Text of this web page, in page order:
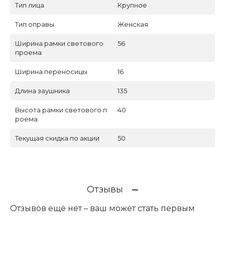
Тип лица Крупное
Тип оправы Женская
Ширина рамки светового
проема
56
Ширина переносицы 16
Длина заушника 135
Высота рамки светового п
роема
40
Текущая скидка по акции 50
Отзывы
Отзывов ещё нет – ваш может стать первым